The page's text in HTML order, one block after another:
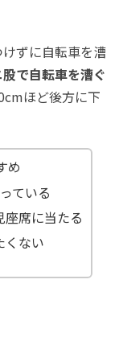
ずに自転車を漕
で自転車を漕ぐ
ほど後方に下
め
ている
座席に当たる
くない